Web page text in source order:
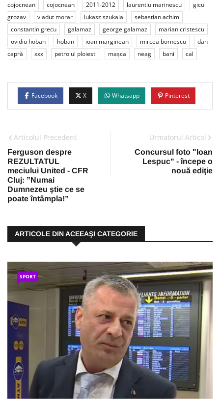
cojocnean
cojocnean 2011-2012 laurentiu marinescu
gicu
grozav
vladut morar lukasz szukala
sebastian achim
constantin grecu
galamaz george galamaz
marian cristescu
ovidiu hoban
hoban ioan marginean mircea bornescu
dan
capră
xxx petrolul ploiesti mașca neag bani cal
Facebook X Whatsapp Pinterest
Articolul Precedent
Ferguson despre
REZULTATUL
meciului United - CFR
Cluj: ”Numai
Dumnezeu ştie ce se
poate întâmpla!”
Urmatorul Articol
Concursul foto "Ioan
Lespuc" - începe o
nouă ediţie
ARTICOLE DIN ACEEAŞI CATEGORIE
SPORT